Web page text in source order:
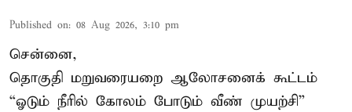
Published on: 08 Aug 2026, 3:10 pm
சென்னை,
தொகுதி மறுவரையறை ஆலோசனைக் கூட்டம்
“ஓடும் நீரில் கோலம் போடும் வீண் முயற்சி”